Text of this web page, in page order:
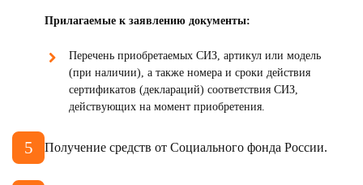
Прилагаемые к заявлению документы:
Перечень приобретаемых СИЗ, артикул или модель
(при наличии), а также номера и сроки действия
сертификатов (деклараций) соответствия СИЗ,
действующих на момент приобретения.
Получение средств от Социального фонда России.